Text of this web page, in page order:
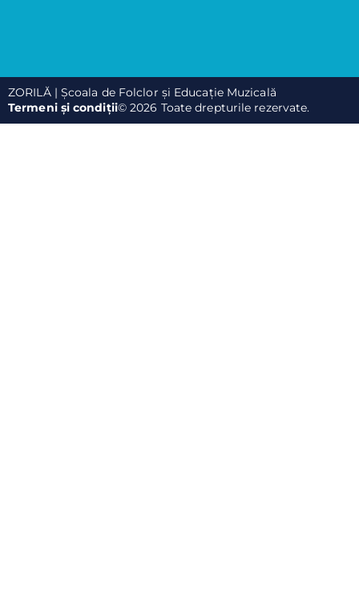
ZORILĂ | Școala de Folclor și Educație Muzicală
Termeni și condiții© 2026 Toate drepturile rezervate.